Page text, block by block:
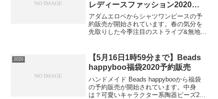
レディースファッション2020予
約販売
アダムエロペからシャツワンピースの予
約販売が開始されています。春の気分を
先取りした今季注目のストライプ&無地シ
ロング丈のシャツワンピース。袖部分の
タックと大胆に入ったス...
2020
【5月16日1時59分まで】Beads
happyboo福袋2020予約販売
ハンドメイド Beads happybooから福袋
の予約販売が開始されています。中身
は？可愛いキャラクター系陶器ビーズ27